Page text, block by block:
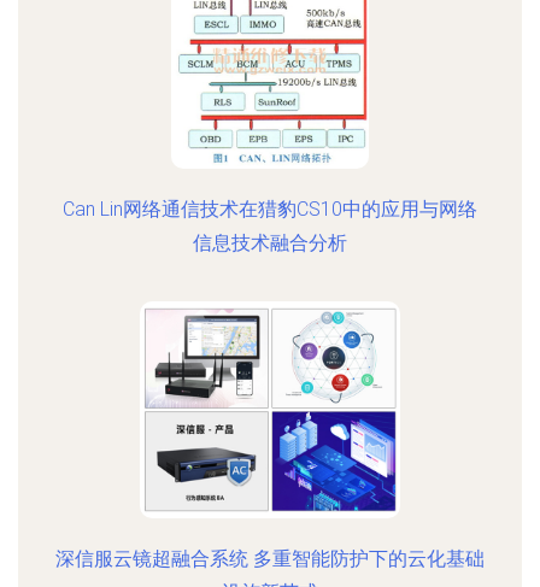
Can Lin网络通信技术在猎豹CS10中的应用与网络
信息技术融合分析
深信服云镜超融合系统 多重智能防护下的云化基础